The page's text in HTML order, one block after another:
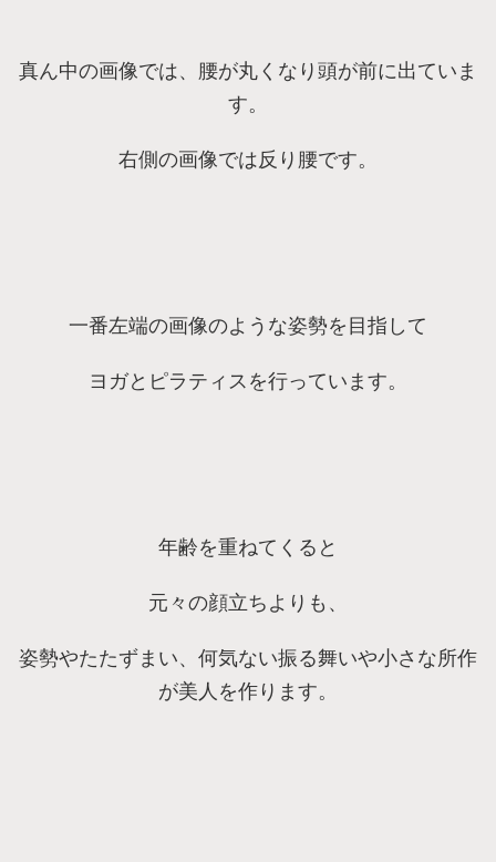
真ん中の画像では、腰が丸くなり頭が前に出ていま
す。
右側の画像では反り腰です。
一番左端の画像のような姿勢を目指して
ヨガとピラティスを行っています。
年齢を重ねてくると
元々の顔立ちよりも、
姿勢やたたずまい、何気ない振る舞いや小さな所作
が美人を作ります。